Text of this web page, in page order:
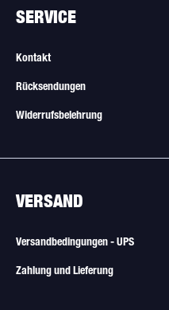
SERVICE
Kontakt
Rücksendungen
Widerrufsbelehrung
VERSAND
Versandbedingungen - UPS
Zahlung und Lieferung